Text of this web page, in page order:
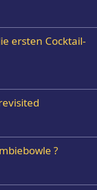
ersten Cocktail-
?